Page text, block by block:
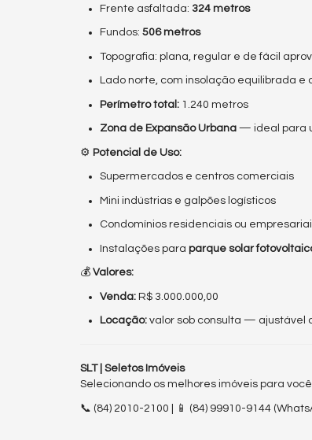
Frente asfaltada: 324 metros
Fundos: 506 metros
Topografia: plana, regular e de fácil
Lado norte, com insolação equilibrada e
Perímetro total: 1.240 metros
Zona de Expansão Urbana — ideal para
⚙️ Potencial de Uso:
Supermercados e centros comerciais
Mini indústrias e galpões logísticos
Condomínios residenciais ou
Instalações para parque solar
💰 Valores:
Venda: R$ 3.000.000,00
Locação: valor sob consulta — ajustável
SLT | Seletos Imóveis
Selecionando os melhores imóveis para
📞 (84) 2010-2100 | 📱 (84) 99910-9144